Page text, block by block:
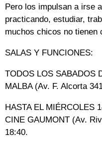
Pero los impulsan a irse
practicando, estudiar,
muchos chicos no tienen
SALAS Y FUNCIONES:
TODOS LOS SABADOS
MALBA (Av. F. Alcorta
HASTA EL MIÉRCOLES
CINE GAUMONT (Av.
18:40.